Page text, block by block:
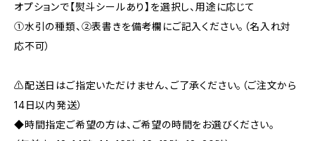
オプションで【熨斗シールあり】を選択し、用途に応じて
①水引の種類、②表書きを備考欄にご記入ください。（名入れ対
応不可）
⚠️配送日はご指定いただけません、ご了承ください。（ご注文から
14日以内発送）
◆時間指定ご希望の方は、ご希望の時間をお選びください。